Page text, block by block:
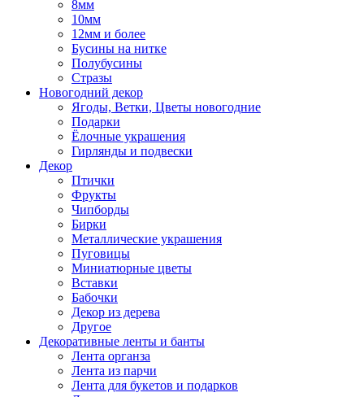
8мм
10мм
12мм и более
Бусины на нитке
Полубусины
Стразы
Новогодний декор
Ягоды, Ветки, Цветы новогодние
Подарки
Ёлочные украшения
Гирлянды и подвески
Декор
Птички
Фрукты
Чипборды
Бирки
Металлические украшения
Пуговицы
Миниатюрные цветы
Вставки
Бабочки
Декор из дерева
Другое
Декоративные ленты и банты
Лента органза
Лента из парчи
Лента для букетов и подарков